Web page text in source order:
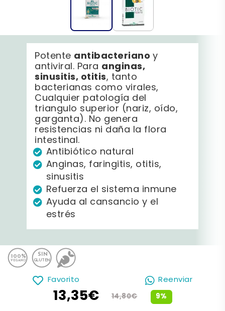
Potente antibacteriano y
antiviral. Para anginas,
sinusitis, otitis, tanto
bacterianas como virales,
Cualquier patología del
triangulo superior (nariz, oído,
garganta). No genera
resistencias ni daña la flora
intestinal.
Antibiótico natural
Anginas, faringitis, otitis,
sinusitis
Refuerza el sistema inmune
Ayuda al cansancio y el
estrés
Favorito Reenviar
9%
13,35€ 14,80€